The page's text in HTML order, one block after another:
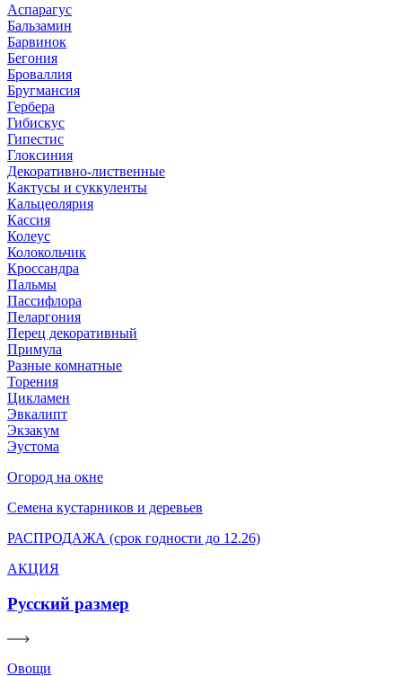
Аспарагус
Бальзамин
Барвинок
Бегония
Броваллия
Бругмансия
Гербера
Гибискус
Гипестис
Глоксиния
Декоративно-лиственные
Кактусы и суккуленты
Кальцеолярия
Кассия
Колеус
Колокольчик
Кроссандра
Пальмы
Пассифлора
Пеларгония
Перец декоративный
Примула
Разные комнатные
Торения
Цикламен
Эвкалипт
Экзакум
Эустома
Огород на окне
Семена кустарников и деревьев
РАСПРОДАЖА (срок годности до 12.26)
АКЦИЯ
Русский размер
Овощи